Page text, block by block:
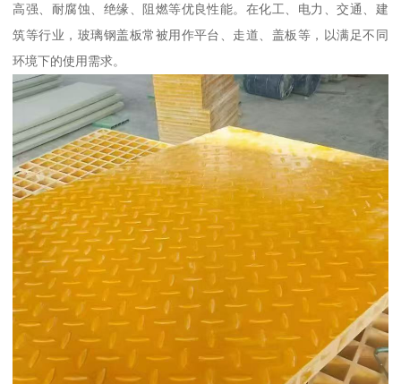
高强、耐腐蚀、绝缘、阻燃等优良性能。在化工、电力、交通、建
筑等行业，玻璃钢盖板常被用作平台、走道、盖板等，以满足不同
环境下的使用需求。